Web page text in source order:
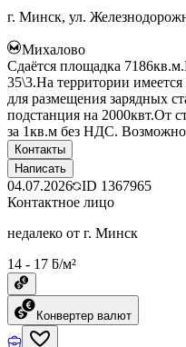
г. Минск, ул.
Михалово
Сдаётся площадка
35\3.На территории
для размещения зарядных
подстанция на 2000квт.От
за 1кв.м без НДС. Возможно
Контакты
Написать
04.07.2026 ID 1367965
Контактное лицо
недалеко от г. Минск
14 - 17 ƃ/м²
Конвертер валют